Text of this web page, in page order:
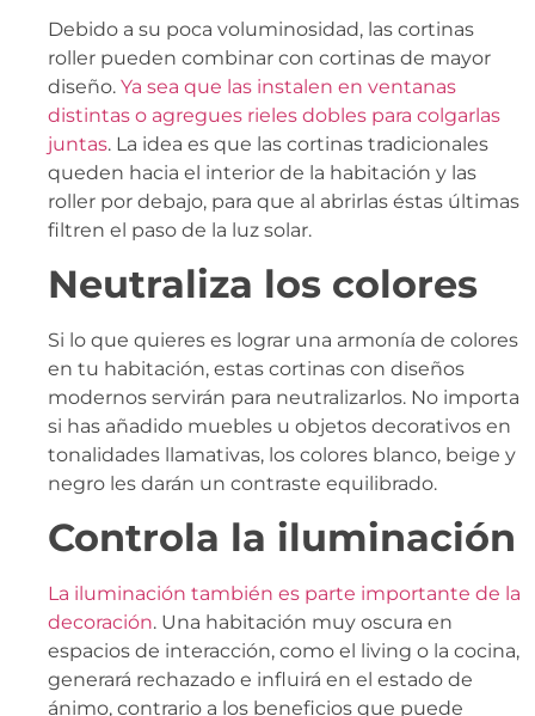
Debido a su poca voluminosidad, las cortinas
roller pueden combinar con cortinas de mayor
diseño. Ya sea que las instalen en ventanas
distintas o agregues rieles dobles para colgarlas
juntas. La idea es que las cortinas tradicionales
queden hacia el interior de la habitación y las
roller por debajo, para que al abrirlas éstas últimas
filtren el paso de la luz solar.
Neutraliza los colores
Si lo que quieres es lograr una armonía de colores
en tu habitación, estas cortinas con diseños
modernos servirán para neutralizarlos. No importa
si has añadido muebles u objetos decorativos en
tonalidades llamativas, los colores blanco, beige y
negro les darán un contraste equilibrado.
Controla la iluminación
La iluminación también es parte importante de la
decoración. Una habitación muy oscura en
espacios de interacción, como el living o la cocina,
generará rechazado e influirá en el estado de
ánimo, contrario a los beneficios que puede